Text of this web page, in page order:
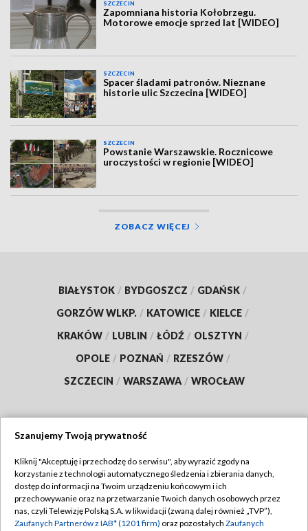
SZCZECIN
Zapomniana historia Kołobrzegu.
Motorowe emocje sprzed lat [WIDEO]
SZCZECIN
Spacer śladami patronów. Nieznane
historie ulic Szczecina [WIDEO]
SZCZECIN
Powstanie Warszawskie. Rocznicowe
uroczystości w regionie [WIDEO]
ZOBACZ WIĘCEJ
BIAŁYSTOK / BYDGOSZCZ / GDAŃSK /
GORZÓW WLKP. / KATOWICE / KIELCE /
KRAKÓW / LUBLIN / ŁÓDŹ / OLSZTYN /
OPOLE / POZNAŃ / RZESZÓW /
SZCZECIN / WARSZAWA / WROCŁAW
TVP
Abonament TVP
Emisja w TVP
Regulamin TVP
Polityka prywatności
Szanujemy Twoją prywatność
Kliknij "Akceptuję i przechodzę do serwisu", aby wyrazić zgody na
korzystanie z technologii automatycznego śledzenia i zbierania danych,
dostęp do informacji na Twoim urządzeniu końcowym i ich
przechowywanie oraz na przetwarzanie Twoich danych osobowych przez
nas, czyli Telewizję Polską S.A. w likwidacji (zwaną dalej również „TVP”),
Zaufanych Partnerów z IAB* (1201 firm) oraz pozostałych Zaufanych